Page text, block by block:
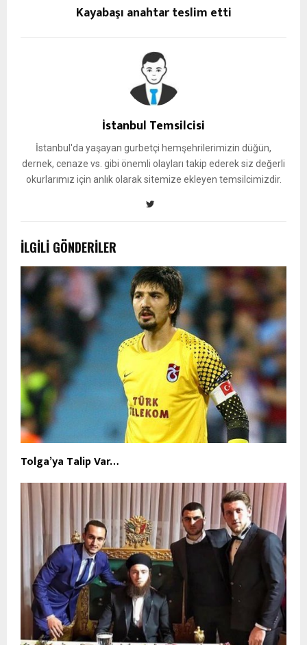
Kayabaşı anahtar teslim etti
İstanbul Temsilcisi
İstanbul'da yaşayan gurbetçi hemşehrilerimizin düğün,
dernek, cenaze vs. gibi önemli olayları takip ederek siz değerli
okurlarımız için anlık olarak sitemize ekleyen temsilcimizdir.
İLGILI GÖNDERILER
Tolga’ya Talip Var…